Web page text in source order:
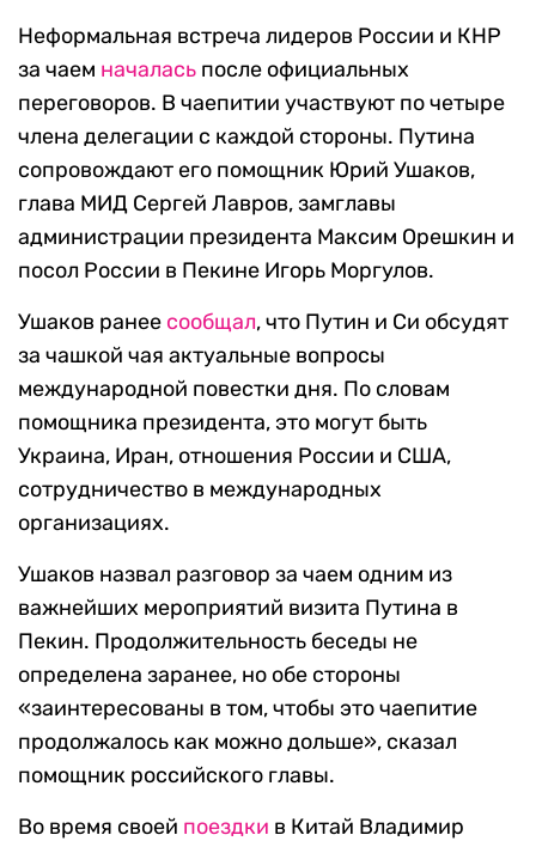
Неформальная встреча лидеров России и КНР
за чаем началась после официальных
переговоров. В чаепитии участвуют по четыре
члена делегации с каждой стороны. Путина
сопровождают его помощник Юрий Ушаков,
глава МИД Сергей Лавров, замглавы
администрации президента Максим Орешкин и
посол России в Пекине Игорь Моргулов.
Ушаков ранее сообщал, что Путин и Си обсудят
за чашкой чая актуальные вопросы
международной повестки дня. По словам
помощника президента, это могут быть
Украина, Иран, отношения России и США,
сотрудничество в международных
организациях.
Ушаков назвал разговор за чаем одним из
важнейших мероприятий визита Путина в
Пекин. Продолжительность беседы не
определена заранее, но обе стороны
«заинтересованы в том, чтобы это чаепитие
продолжалось как можно дольше», сказал
помощник российского главы.
Во время своей поездки в Китай Владимир